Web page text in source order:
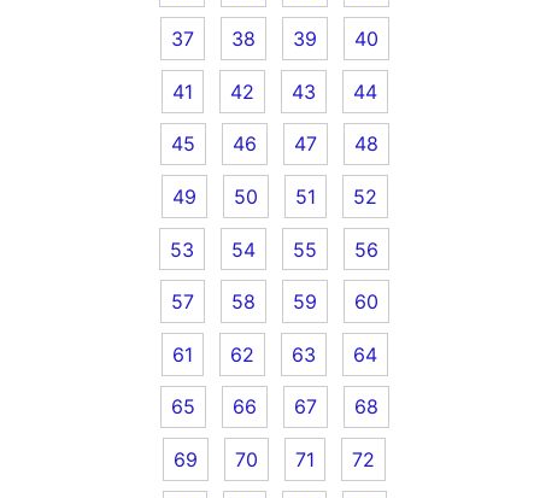
37 38 39 40
41 42 43 44
45 46 47 48
49 50 51 52
53 54 55 56
57 58 59 60
61 62 63 64
65 66 67 68
69 70 71 72